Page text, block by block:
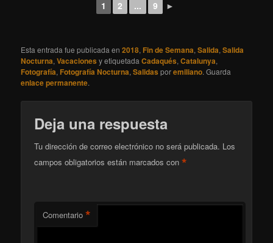
1 2 ... 9 ►
Esta entrada fue publicada en2018, Fin de Semana,Salida,Salida
Nocturna,Vacaciones y etiquetadaCadaqués,Catalunya,
Fotografía, Fotografía Nocturna,Salidas poremiliano. Guarda
enlace permanente.
Deja una respuesta
Tu dirección de correo electrónico no será publicada. Los
campos obligatorios están marcados con*
Comentario *